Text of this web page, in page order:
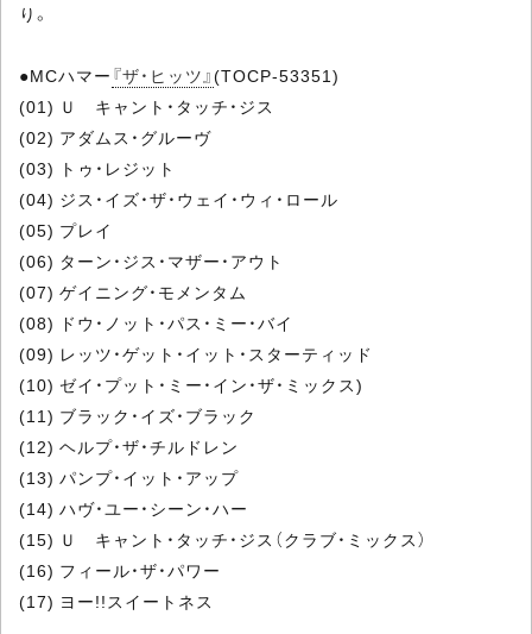
り。
●MCハマー 『ザ・ヒッツ』(TOCP-53351)
(01) Ｕ キャント・タッチ・ジス
(02) アダムス・グルーヴ
(03) トゥ・レジット
(04) ジス・イズ・ザ・ウェイ・ウィ・ロール
(05) プレイ
(06) ターン・ジス・マザー・アウト
(07) ゲイニング・モメンタム
(08) ドウ・ノット・パス・ミー・バイ
(09) レッツ・ゲット・イット・スターティッド
(10) ゼイ・プット・ミー・イン・ザ・ミックス)
(11) ブラック・イズ・ブラック
(12) ヘルプ・ザ・チルドレン
(13) パンプ・イット・アップ
(14) ハヴ・ユー・シーン・ハー
(15) Ｕ キャント・タッチ・ジス（クラブ・ミックス）
(16) フィール・ザ・パワー
(17) ヨー!!スイートネス